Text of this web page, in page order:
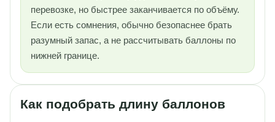
перевозке, но быстрее заканчивается по объёму.
Если есть сомнения, обычно безопаснее брать
разумный запас, а не рассчитывать баллоны по
нижней границе.
Как подобрать длину баллонов